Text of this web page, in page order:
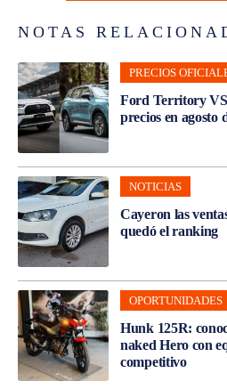
NOTAS
PRECIOS
Ford Territory
precios en agosto
NOTICIAS
Cayeron las
quedó el ranking
OPORTUNIDADES
Hunk 125R:
naked Hero con
competitivo